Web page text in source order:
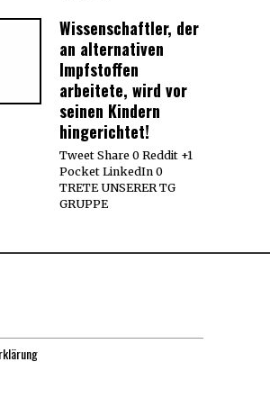
Wissenschaftler, der
an alternativen
Impfstoffen
arbeitete, wird vor
seinen Kindern
hingerichtet!
Tweet Share 0 Reddit +1
Pocket LinkedIn 0
TRETE UNSERER TG
GRUPPE